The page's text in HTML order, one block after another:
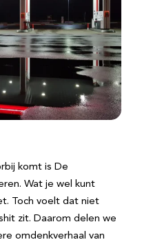
komt is De
Wat je wel kunt
Toch voelt dat niet
zit. Daarom delen we
omdenkverhaal van